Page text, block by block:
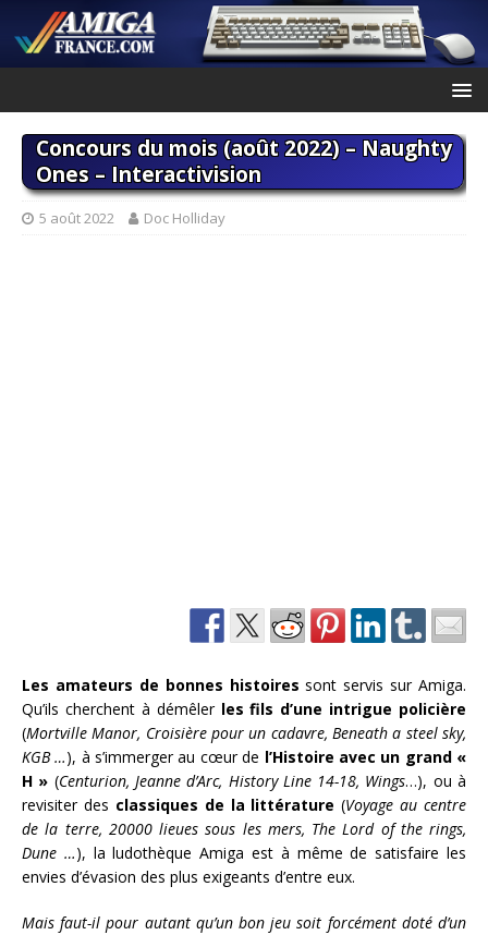
Concours du mois (août 2022) – Naughty
Ones – Interactivision
5 août 2022 Doc Holliday
Les amateurs de bonnes histoires sont servis sur Amiga.
Qu’ils cherchent à démêler les fils d’une intrigue policière
(Mortville Manor, Croisière pour un cadavre,Beneath a steel sky,
KGB…), à s’immerger au cœur de l’Histoire avec un grand «
H » (Centurion, Jeanne d’Arc, History Line 14-18, Wings…), ou à
revisiter des classiques de la littérature (Voyage au centre
de la terre, 20000 lieues sous les mers, The Lord of the rings,
Dune …), la ludothèque Amiga est à même de satisfaire les
envies d’évasion des plus exigeants d’entre eux.
Mais faut-il pour autant qu’un bon jeu soit forcément doté d’un